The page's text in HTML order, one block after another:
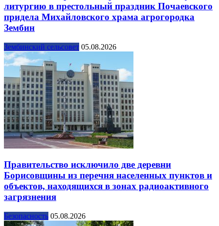
литургию в престольный праздник Почаевского
придела Михайловского храма агрогородка
Зембин
Зембинский сельсовет 05.08.2026
Правительство исключило две деревни
Борисовщины из перечня населенных пунктов и
объектов, находящихся в зонах радиоактивного
загрязнения
Безопасность 05.08.2026